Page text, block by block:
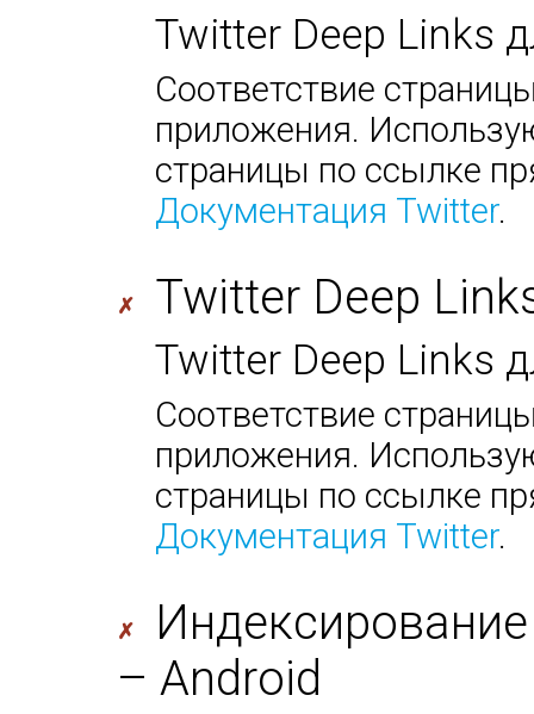
Twitter Deep Links
Соответствие
приложения.
страницы по ссылке
Документация Twitter.
✗ Twitter Deep
Twitter Deep Links
Соответствие
приложения.
страницы по ссылке
Документация Twitter.
✗
– Android